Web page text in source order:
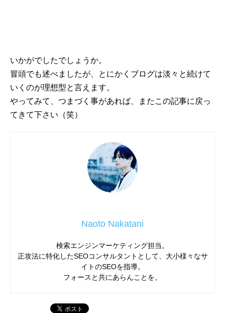
いかがでしたでしょうか。
冒頭でも述べましたが、とにかくブログは淡々と続けて
いくのが理想型と言えます。
やってみて、つまづく事があれば、またこの記事に戻っ
てきて下さい（笑）
Naoto Nakatani
検索エンジンマーケティング担当。
正攻法に特化したSEOコンサルタントとして、大小様々なサ
イトのSEOを指導。
フォースと共にあらんことを。